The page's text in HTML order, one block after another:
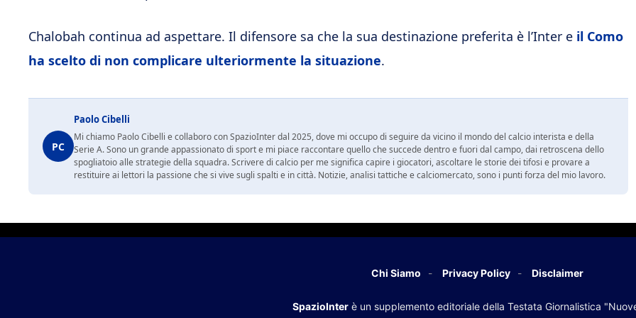
Chalobah continua ad aspettare. Il difensore sa che la sua destinazione preferita è l’Inter e il Como
ha scelto di non complicare ulteriormente la situazione.
PC
Paolo Cibelli
Mi chiamo Paolo Cibelli e collaboro con SpazioInter dal 2025, dove mi occupo di seguire da vicino il mondo del calcio interista e della
Serie A. Sono un grande appassionato di sport e mi piace raccontare quello che succede dentro e fuori dal campo, dai retroscena dello
spogliatoio alle strategie della squadra. Scrivere di calcio per me significa capire i giocatori, ascoltare le storie dei tifosi e provare a
restituire ai lettori la passione che si vive sugli spalti e in città. Notizie, analisi tattiche e calciomercato, sono i punti forza del mio lavoro.
Chi Siamo Privacy Policy Disclaimer
SpazioInterè un supplemento editoriale della Testata Giornalistica